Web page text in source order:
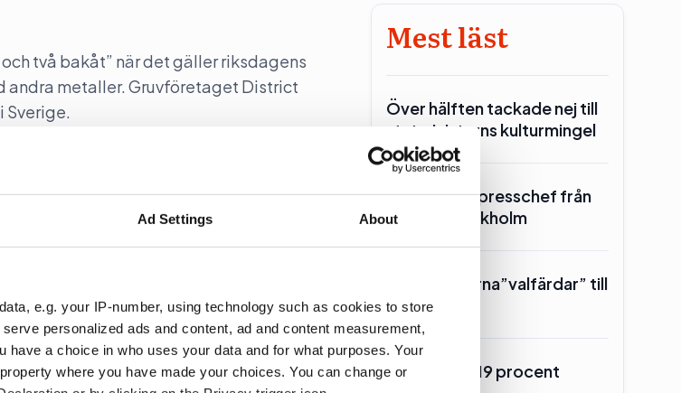
Ad Settings About
e.g. your IP-number, using technology such as cookies to store
personalized ads and content, ad and content measurement,
have a choice in who uses your data and for what purposes. Your
where you have made your choices. You can change or
två bakåt” när det gäller riksdagens
andra metaller. Gruvföretaget District
Sverige.
Junis)b jublar över att lobbyregistret
Mest läst
Över hälften tackade nej till
statministerns kulturmingel
SKR hämtar presschef från
Region Stockholm
Toppolitikerna”valfärdar” till
Piteå
Burson upp 19 procent